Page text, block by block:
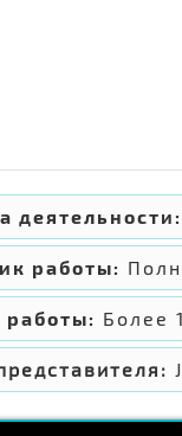
деятельности:
работы:
Более